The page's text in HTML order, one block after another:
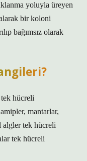
yoluyla üreyen
bir koloni
bağımsız olarak
hücreli
mantarlar,
algler tek hücreli
tek hücreli